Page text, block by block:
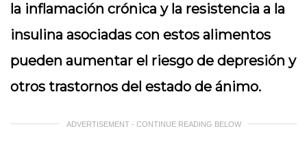
la inflamación crónica y la resistencia a la
insulina asociadas con estos alimentos
pueden aumentar el riesgo de depresión y
otros trastornos del estado de ánimo.
ADVERTISEMENT - CONTINUE READING BELOW